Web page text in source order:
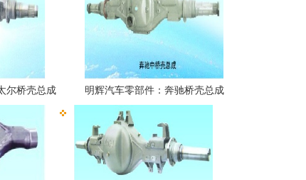
尔桥壳总成 明辉汽车零部件：奔驰桥壳总成